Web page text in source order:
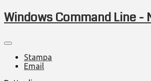
Windows Command Line -
Stampa
Email